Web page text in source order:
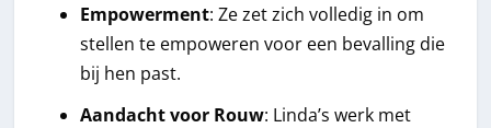
Empowerment: Ze zet zich volledig in om
stellen te empoweren voor een bevalling die
bij hen past.
Aandacht voor Rouw: Linda’s werk met